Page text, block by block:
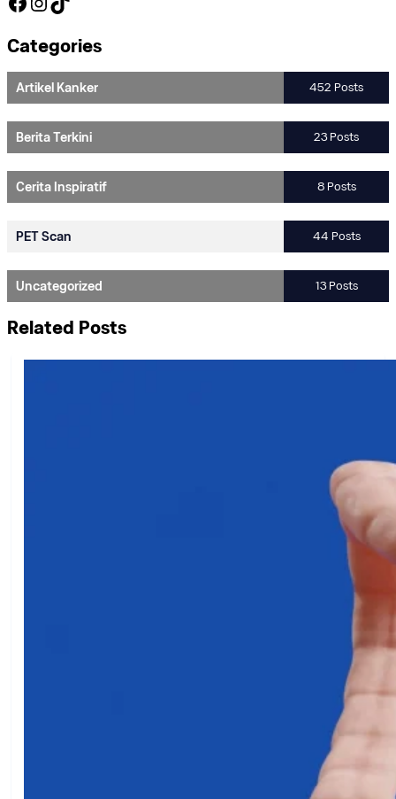
Categories
Artikel Kanker 452 Posts
Berita Terkini 23 Posts
Cerita Inspiratif 8 Posts
PET Scan 44 Posts
Uncategorized 13 Posts
Related Posts